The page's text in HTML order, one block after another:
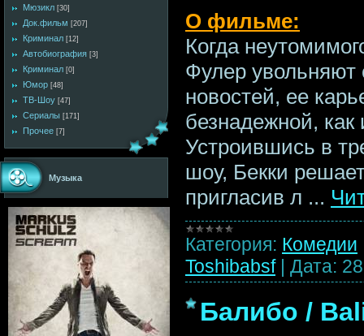
Мюзикл [30]
Док.фильм [207]
Криминал [12]
Автобиография [3]
Криминал [0]
Юмор [48]
ТВ-Шоу [47]
Сериалы [171]
Прочее [7]
Музыка
О фильме:
Когда
Фулер
новостей, ее
безнадежной,
Устроившись в
шоу, Бекки
пригласив л ...
Категория: Комедии
Toshibabsf | Дата:
Балибо /